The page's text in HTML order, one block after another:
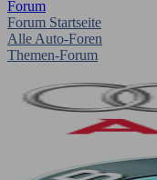
Forum
Forum Startseite
Alle Auto-Foren
Themen-Forum